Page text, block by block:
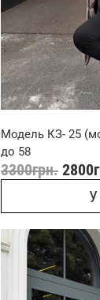
Модель КЗ- 25
до 58
3300грн. 2800